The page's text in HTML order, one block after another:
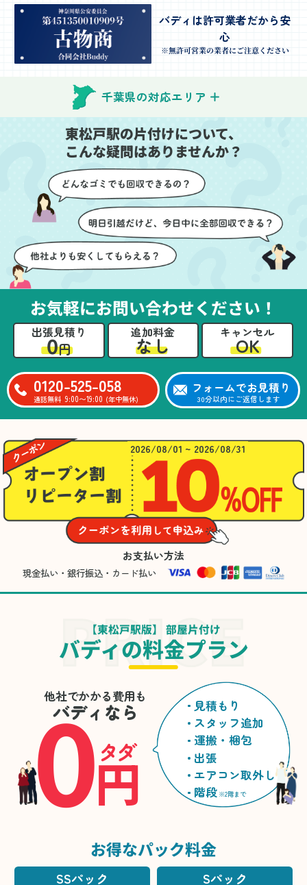
んが手際よく片付けてく
れたので、部屋が驚くほ
どスッキリしました。自
分では手が回らなかった
場所も含め、プロの力を
実感しました。
特に、物が散乱していた
部屋の整理や、細かなア
イテムの仕分けを迅速か
つ丁寧に対応していただ
けたのがありがたかった
です。家族それぞれが必
要なものを確認しながら
進めることができ、安心
感を持って作業をお任せ
できました。さらに、作
業終了後には部屋全体を
清掃していただき、まる
で新しい家のような清潔
感に感動しました。
きました。
当日は2名のスタッフが来
てくださり、作業の流れ
ちらも安心感を持って作
壁や床を傷つけないよう
に細心の注意を払ってい
ただき、家全体がスムー
ズに片付いていくのがと
ても嬉しかったです。作
業が終わった後には、こ
ちらからお願いしなくて
も部屋を簡単に清掃して
いただけたのも好印象で
した。
いても教えていただき、
今後の片付けにも役立つ
知識が増えました。また
何かあれば、ぜひお願い
心のこもったサービスを
ありがとうございまし
た。
バディは許可業者だから安
心
※無許可営業の業者にご注意ください
千葉県の対応エリア
東松戸駅の片付けについて、
こんな疑問はありませんか？
お気軽にお問い合わせください！
出張見積り
0円
追加料金
なし
キャンセル
OK
0120-525-058
通話無料 9:00〜19:00 (年中無休)
フォームでお見積り
30分以内にご返信します
2026/08/01 ~ 2026/08/31
お支払い方法
現金払い・銀行振込・カード払い
【東松戸駅版】 部屋片付け
バディの料金プラン
他社でかかる費用も
バディなら
0円
タダ
見積もり
スタッフ追加
運搬・梱包
出張
エアコン取外し
階段 ※2階まで
お得なパック料金
SSパック Sパック